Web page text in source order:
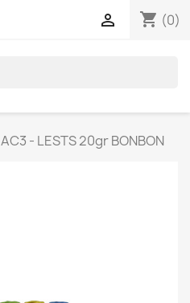
shopping_cart (0)

AC3 - LESTS 20gr BONBON